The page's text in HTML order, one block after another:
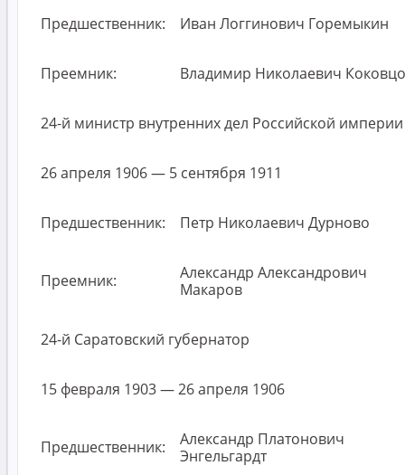
Предшественник: Иван Логгинович Горемыкин
Преемник: Владимир Николаевич
24-й министр внутренних дел Российской империи
26 апреля 1906 — 5 сентября 1911
Предшественник: Петр Николаевич Дурново
Преемник:
Александр Александрович
Макаров
24-й Саратовский губернатор
15 февраля 1903 — 26 апреля 1906
Предшественник:
Александр Платонович
Энгельгардт